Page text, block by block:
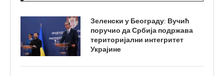
Зеленски у Београду: Вучић
поручио да Србија подржава
територијални интегритет
Украјине